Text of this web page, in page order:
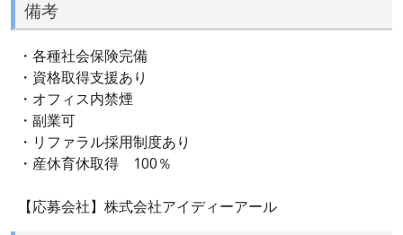
備考
・各種社会保険完備
・資格取得支援あり
・オフィス内禁煙
・副業可
・リファラル採用制度あり
・産休育休取得 100％
【応募会社】株式会社アイディーアール